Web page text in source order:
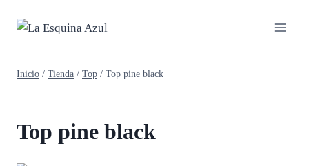
Inicio / Tienda / Top / Top pine black
Top pine black